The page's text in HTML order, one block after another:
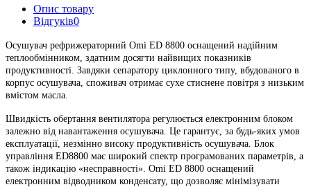
Опис товару
Відгуків0
Осушувач рефрижераторний Omi ED 8800 оснащений надійним
теплообмінником, здатним досягти найвищих показників
продуктивності. Завдяки сепаратору циклонного типу, вбудованого в
корпус осушувача, споживач отримає сухе стиснене повітря з низьким
вмістом масла.
Швидкість обертання вентилятора регулюється електронним блоком
залежно від навантаження осушувача. Це гарантує, за будь-яких умов
експлуатації, незмінно високу продуктивність осушувача. Блок
управління ED8800 має широкий спектр програмованих параметрів, а
також індикацію «несправності». Omi ED 8800 оснащений
електронним відводником конденсату, що дозволяє мінімізувати